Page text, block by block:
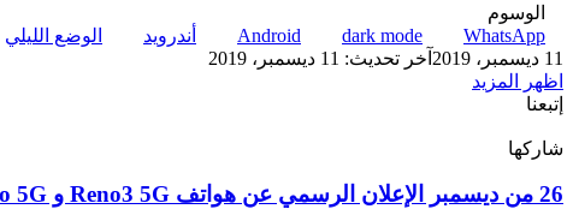
الوسوم
Android
dark mode WhatsApp أندرويد الوضع الليلي
11 ديسمبر، 2019
آخر تحديث: 11 ديسمبر، 2019
اظهر المزيد
إتبعنا
شاركها
26
26 من ديسمبر الإعلان الرسمي عن هواتف Reno3 5G و Reno3 Pro 5G